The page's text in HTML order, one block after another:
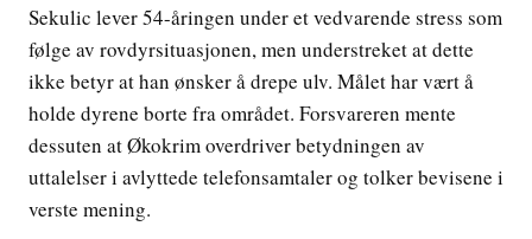
Sekulic lever 54-åringen under et vedvarende stress som
følge av rovdyrsituasjonen, men understreket at dette
ikke betyr at han ønsker å drepe ulv. Målet har vært å
holde dyrene borte fra området. Forsvareren mente
dessuten at Økokrim overdriver betydningen av
uttalelser i avlyttede telefonsamtaler og tolker bevisene i
verste mening.